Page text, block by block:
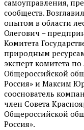
самоуправления,
сообществ.
опытом в области
Олегович –
Комитета
природным
эксперт комитета
Общероссийской
Россия» и Максим
сооснователь
член Совета
Общероссийской
Россия».